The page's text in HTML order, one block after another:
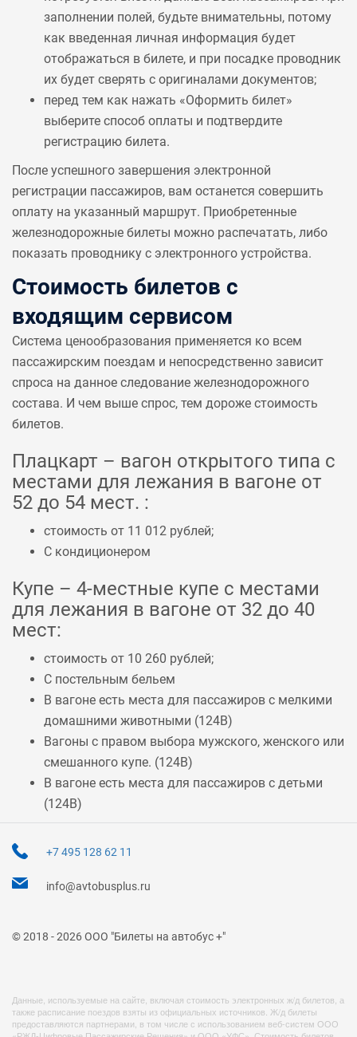
заполнении полей, будьте внимательны, потому
как введенная личная информация будет
отображаться в билете, и при посадке проводник
их будет сверять с оригиналами документов;
перед тем как нажать «Оформить билет»
выберите способ оплаты и подтвердите
регистрацию билета.
После успешного завершения электронной
регистрации пассажиров, вам останется совершить
оплату на указанный маршрут. Приобретенные
железнодорожные билеты можно распечатать, либо
показать проводнику с электронного устройства.
Стоимость билетов с
входящим сервисом
Система ценообразования применяется ко всем
пассажирским поездам и непосредственно зависит
спроса на данное следование железнодорожного
состава. И чем выше спрос, тем дороже стоимость
билетов.
Плацкарт – вагон открытого типа с
местами для лежания в вагоне от
52 до 54 мест. :
стоимость от 11 012 рублей;
С кондиционером
Купе – 4-местные купе с местами
для лежания в вагоне от 32 до 40
мест:
стоимость от 10 260 рублей;
С постельным бельем
В вагоне есть места для пассажиров с мелкими
домашними животными (124В)
Вагоны с правом выбора мужского, женского или
смешанного купе. (124В)
В вагоне есть места для пассажиров с детьми
(124В)
+7 495 128 62 11
info@avtobusplus.ru
© 2018 - 2026 ООО "Билеты на автобус +"
Данные, используемые на сайте, включая стоимость электронных ж/д билетов, а
также расписание поездов взяты из официальных источников. Ж/д билеты
предоставляются партнерами, в том числе с использованием веб-систем ООО